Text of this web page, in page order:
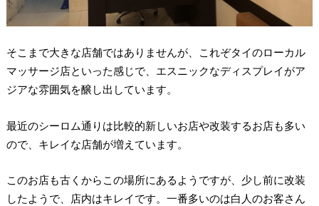
そこまで大きな店舗ではありませんが、これぞタイのローカル
マッサージ店といった感じで、エスニックなディスプレイがア
ジアな雰囲気を醸し出しています。
最近のシーロム通りは比較的新しいお店や改装するお店も多い
ので、キレイな店舗が増えています。
このお店も古くからこの場所にあるようですが、少し前に改装
したようで、店内はキレイです。一番多いのは白人のお客さん